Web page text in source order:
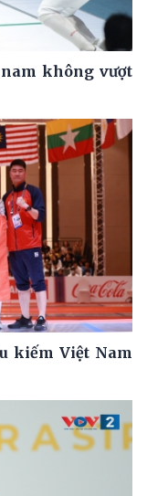
nam không vượt
kiếm Việt Nam